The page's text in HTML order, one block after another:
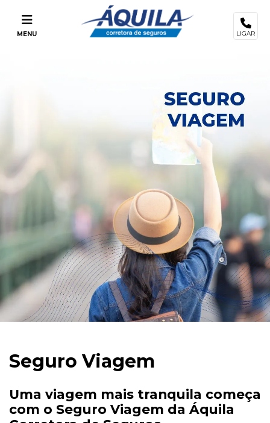
MENU LIGAR
Seguro Viagem
Uma viagem mais tranquila começa
com o Seguro Viagem da Áquila